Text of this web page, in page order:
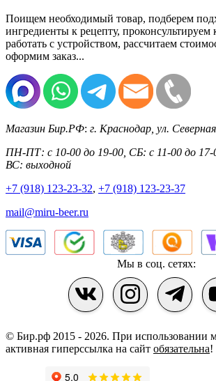
Поищем необходимый товар, подберем
ингредиенты к рецепту, проконсультируем
работать с устройством, рассчитаем
оформим заказ...
Магазин Бир.РФ: г. Краснодар ул.
ПН-ПТ: с 10-00 до 19-00, СБ: с 11-00 до 17-
ВС: выходной
+7 (918) 123-23-32, +7 (918) 123-23-37
mail@miru-beer.ru
Мы в соц. сетях:
© Бир.рф 2015 - 2026. При использовании
активная гиперссылка на сайт обязательна!